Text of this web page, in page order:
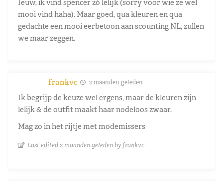
Ieuw, ik vind spencer zó lelijk (sorry voor wie ze wel
mooi vind haha). Maar goed, qua kleuren en qua
gedachte een mooi eerbetoon aan scounting NL, zullen
we maar zeggen.
frankvc 2 maanden geleden
Ik begrijp de keuze wel ergens, maar de kleuren zijn
lelijk & de outfit maakt haar nodeloos zwaar.
Mag zo in het rijtje met modemissers
Last edited 2 maanden geleden by frankvc